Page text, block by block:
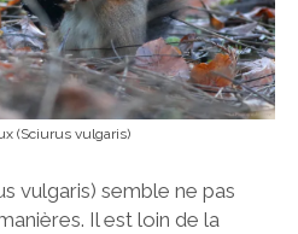
(Sciurus vulgaris)
vulgaris) semble ne pas
Il est loin de la